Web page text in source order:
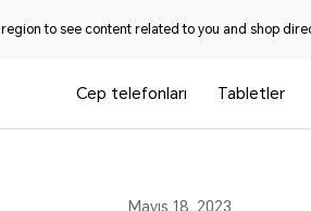
to see content related to you and shop
Cep telefonları Tabletler
Mayıs 18, 2023